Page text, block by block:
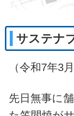
サステナ
（令和7年3
先日無事に